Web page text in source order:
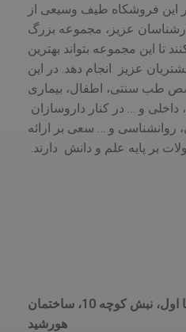
این فروشکاه طیف وسیعی از
عزیز، مجموعه بزرگ
تا این مجموعه بتواند بهترین
عزیز انجام دهد. در این
طب سنتی، اطفال، بیماری
داخلی و … در کنار داروسازان
روانشناسی و … سعی بر ارائه
بر پایه علم و دانش دارند.
اصفهان، خیابان آپادانا اول، نبش کوچه 10، ساختمان
هورشید